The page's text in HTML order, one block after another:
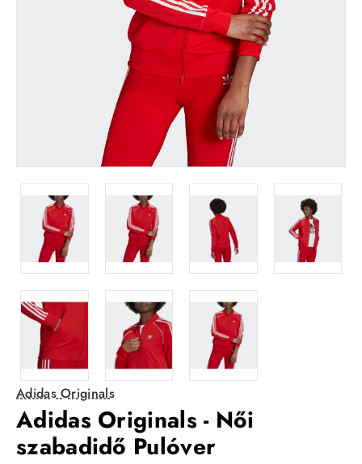
Adidas Originals
Adidas Originals - Női
szabadidő Pulóver